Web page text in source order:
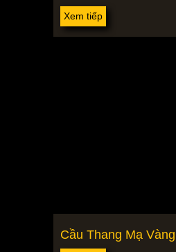
Xem tiếp
Cầu Thang Mạ Vàng